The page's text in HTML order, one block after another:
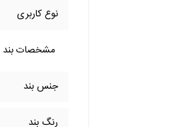
نوع کاربری
مشخصات بند
جنس بند
رنگ بند